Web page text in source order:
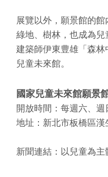
展覽以外，願景館的
綠地、樹林，也成為
建築師伊東豊雄「森
兒童未來館。
國家兒童未來館願景
開放時間：每週六、週
地址：新北市板橋區漢
新聞連結： 以兒童為